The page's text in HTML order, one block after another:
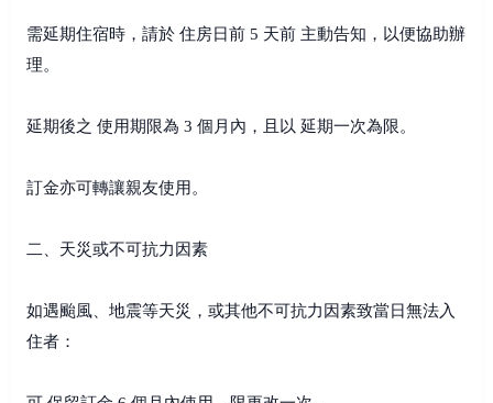
需延期住宿時，請於 住房日前 5 天前 主動告知，以便協助辦
理。
延期後之 使用期限為 3 個月內，且以 延期一次為限。
訂金亦可轉讓親友使用。
二、天災或不可抗力因素
如遇颱風、地震等天災，或其他不可抗力因素致當日無法入
住者：